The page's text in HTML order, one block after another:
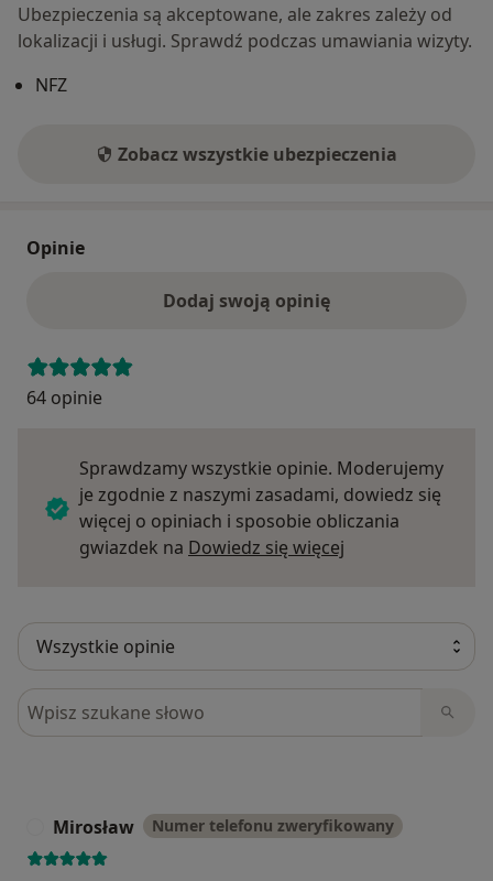
Ubezpieczenia są akceptowane, ale zakres zależy od
lokalizacji i usługi. Sprawdź podczas umawiania wizyty.
NFZ
Zobacz wszystkie ubezpieczenia
Opinie
Dodaj swoją opinię
64 opinie
Sprawdzamy wszystkie opinie. Moderujemy
je zgodnie z naszymi zasadami, dowiedz się
więcej o opiniach i sposobie obliczania
gwiazdek na Dowiedz się więcej
Szukaj w opiniach
Mirosław Numer telefonu zweryfikowany